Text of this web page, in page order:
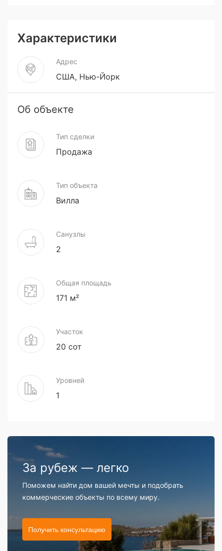
Характеристики
Адрес
США, Нью-Йорк
Об объекте
Тип сделки
Продажа
Тип объекта
Вилла
Санузлы
2
Общая площадь
171 м²
Участок
20 сот
Уровней
1
За рубеж — легко
Поможем найти дом вашей мечты и подобрать
коммерческие объекты по всему миру.
Получить консультацию